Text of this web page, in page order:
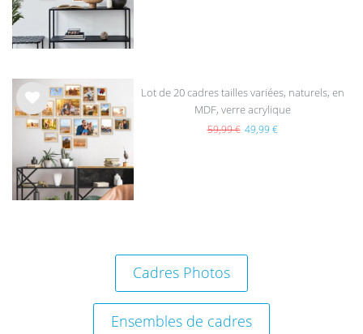
List
e de
hait
s
Lot de 20 cadres tailles variées, naturels, en
MDF, verre acrylique
59,99 € 49,99 €
Cadres Photos
Ensembles de cadres